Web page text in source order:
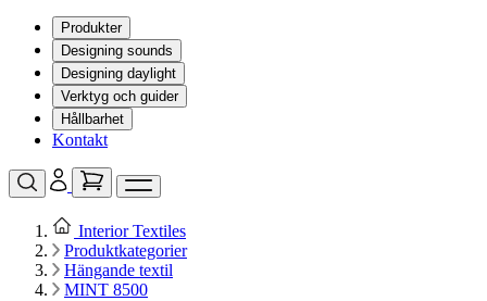
Produkter
Designing sounds
Designing daylight
Verktyg och guider
Hållbarhet
Kontakt
Interior Textiles
Produktkategorier
Hängande textil
MINT 8500